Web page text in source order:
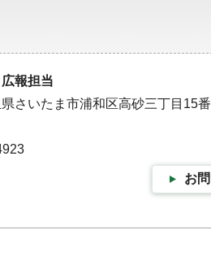
広報担当
さいたま市浦和区高砂三丁目15
お